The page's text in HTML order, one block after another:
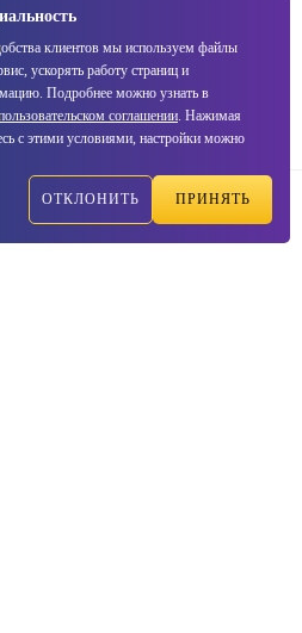
Позвонить
клиентов мы используем файлы
ускорять работу страниц и
Подробнее можно узнать в
соглашении. Нажимая
с этими условиями, настройки можно
ОТКЛОНИТЬ ПРИНЯТЬ